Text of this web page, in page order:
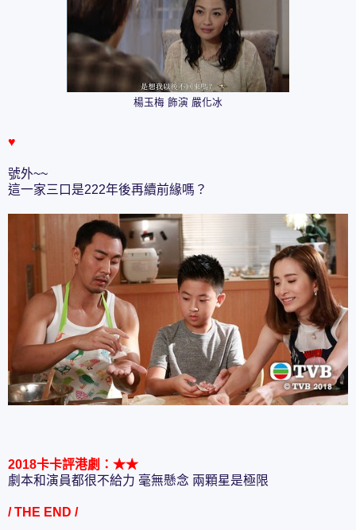
楊玉梅 飾演 嚴化冰
♥
號外~~
這一家三口是222年後再續前緣嗎？
2018卡卡評港劇： ★★
劇本和演員都很不給力 毫無懸念 兩顆星是極限
/ THE END /